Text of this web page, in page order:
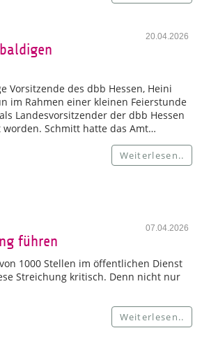
20.04.2026
Vorsitzende des dbb Hessen, Heini
im Rahmen einer kleinen Feierstunde
Landesvorsitzender der dbb Hessen
worden. Schmitt hatte das Amt…
Weiterlesen..
07.04.2026
führen
1000 Stellen im öffentlichen Dienst
Streichung kritisch. Denn nicht nur
Weiterlesen..